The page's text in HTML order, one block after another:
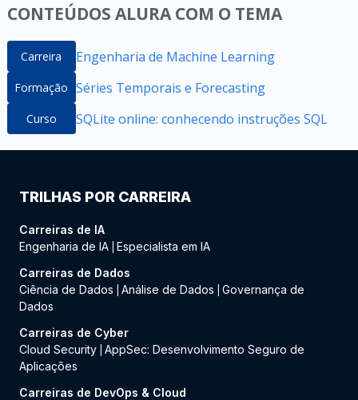
CONTEÚDOS ALURA COM O TEMA
Carreira Engenharia de Machine Learning
Formação Séries Temporais e Forecasting
Curso SQLite online: conhecendo instruções SQL
TRILHAS POR CARREIRA
Carreiras de IA
Engenharia de IA Especialista em IA
Carreiras de Dados
Ciência de Dados
Análise de Dados
Governança de
Dados
Carreiras de Cyber
Cloud Security AppSec: Desenvolvimento Seguro de
Aplicações
Carreiras de DevOps & Cloud